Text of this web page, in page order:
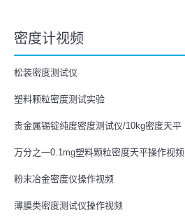
密度计视频
松装密度测试仪
塑料颗粒密度测试实验
贵金属锡锭纯度密度测试仪/10kg密度天平
万分之一0.1mg塑料颗粒密度天平操作视频
粉末冶金密度仪操作视频
薄膜类密度测试仪操作视频